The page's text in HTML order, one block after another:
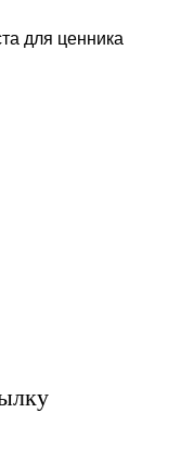
для ценника